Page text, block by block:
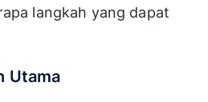
langkah yang dapat
Utama